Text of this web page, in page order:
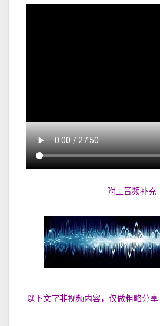
附上音频补充
以下文字非视频内容，仅做粗略分享: